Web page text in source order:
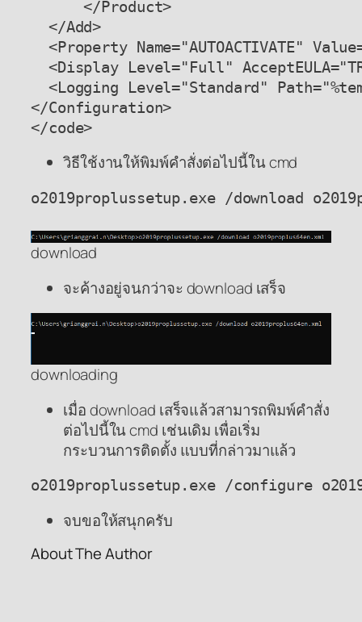
      </Product>
  </Add>
<Property Name="AUTOACTIVATE"
<Display Level="Full"
<Logging Level="Standard"
</Configuration>
</code>
วิธีใช้งานให้พิมพ์คำสั่งต่อไปนี้ใน cmd
o2019proplussetup.exe /download
download
จะค้างอยู่จนกว่าจะ download เสร็จ
downloading
เมื่อ download เสร็จแล้วสามารถพิมพ์คำสั่ง
ต่อไปนี้ใน cmd เช่นเดิม เพื่อเริ่ม
กระบวนการติดตั้ง แบบที่กล่าวมาแล้ว
o2019proplussetup.exe /configure
จบขอให้สนุกครับ
About The Author